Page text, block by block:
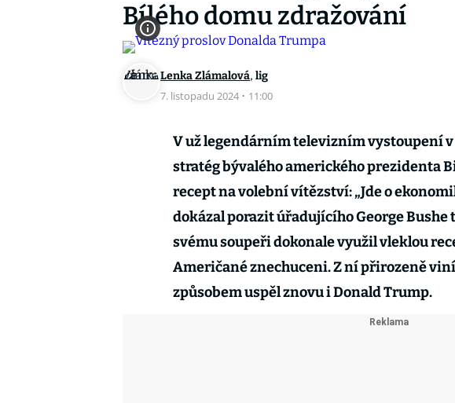
Bílého domu zdražování
Lenka Zlámalová, lig
7. listopadu 2024 · 11:00
V už legendárním televizním vystoupení
stratég bývalého amerického prezidenta
recept na volební vítězství: „Jde o
dokázal porazit úřadujícího George
svému soupeři dokonale využil vleklou
Američané znechuceni. Z ní přirozeně
způsobem uspěl znovu i Donald Trump.